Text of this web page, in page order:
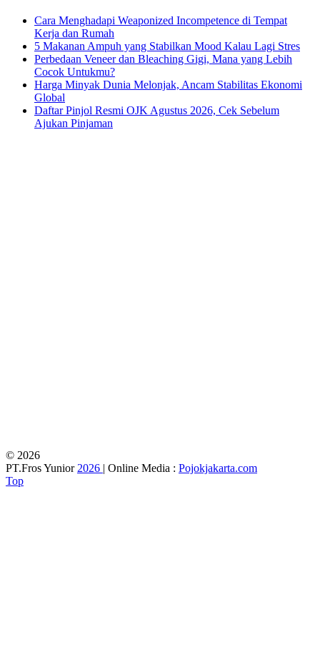
Cara Menghadapi Weaponized Incompetence di Tempat
Kerja dan Rumah
5 Makanan Ampuh yang Stabilkan Mood Kalau Lagi Stres
Perbedaan Veneer dan Bleaching Gigi, Mana yang Lebih
Cocok Untukmu?
Harga Minyak Dunia Melonjak, Ancam Stabilitas Ekonomi
Global
Daftar Pinjol Resmi OJK Agustus 2026, Cek Sebelum
Ajukan Pinjaman
© 2026
PT.Fros Yunior2026 | Online Media : Pojokjakarta.com
Top